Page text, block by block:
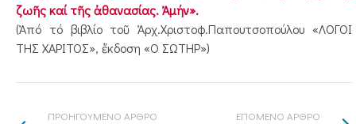
ζωῆς καί τῆς ἀθανασίας. Ἀμήν».
(Ἀπό τό βιβλίο τοῦ Ἀρχ.Χριστοφ.Παπουτσοπούλου «ΛΟΓΟΙ
ΤΗΣ ΧΑΡΙΤΟΣ», ἔκδοση «Ο ΣΩΤΗΡ»)
ΠΡΟΗΓΟΥΜΕΝΟ ΑΡΘΡΟ ΕΠΟΜΕΝΟ ΑΡΘΡΟ